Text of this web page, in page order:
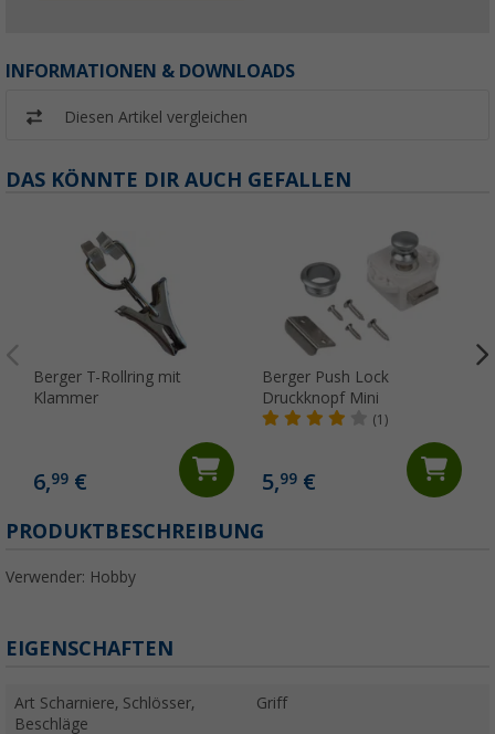
INFORMATIONEN & DOWNLOADS
Diesen Artikel vergleichen
DAS KÖNNTE DIR AUCH GEFALLEN
Berger T-Rollring mit
Klammer
6,99 €
Berger Push Lock
Druckknopf Mini
(1)
5,99€
PRODUKTBESCHREIBUNG
Verwender: Hobby
EIGENSCHAFTEN
Art Scharniere, Schlösser,
Beschläge
Griff